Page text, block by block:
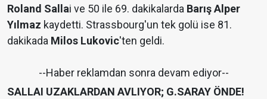
Roland Sallai ve 50 ile 69. dakikalarda Barış Alper
Yılmaz kaydetti. Strassbourg'un tek golü ise 81.
dakikada Milos Lukovic'ten geldi.
--Haber reklamdan sonra devam ediyor--
SALLAI UZAKLARDAN AVLIYOR; G.SARAY ÖNDE!